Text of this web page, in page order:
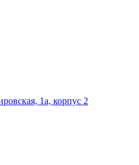
1а, корпус 2